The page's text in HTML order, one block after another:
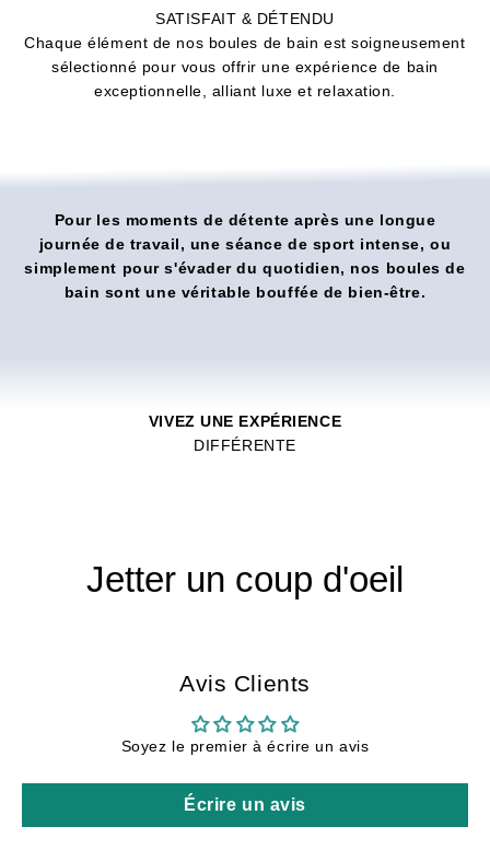
SATISFAIT & DÉTENDU
Chaque élément de nos boules de bain est soigneusement
sélectionné pour vous offrir une expérience de bain
exceptionnelle, alliant luxe et relaxation.
Pour les moments de détente après une longue
journée de travail, une séance de sport intense, ou
simplement pour s'évader du quotidien, nos boules de
bain sont une véritable bouffée de bien-être.
VIVEZ UNE EXPÉRIENCE
DIFFÉRENTE
Jetter un coup d'oeil
Avis Clients
Soyez le premier à écrire un avis
Écrire un avis